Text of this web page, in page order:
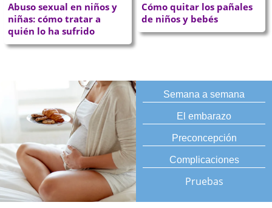
Abuso sexual en niños y
niñas: cómo tratar a
quién lo ha sufrido
Cómo quitar los pañales
de niños y bebés
Semana a semana
El embarazo
Preconcepción
Complicaciones
Pruebas